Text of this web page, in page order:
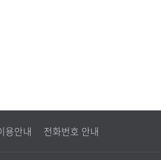
용안내 전화번호 안내